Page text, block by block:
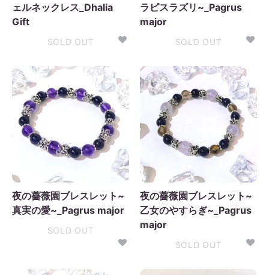
ェルネックレス_Dhalia
Gift
SOLD OUT
ラピスラズリ~_Pagrus
major
SOLD OUT
夜の薔薇園ブレスレット~
真実の愛~_Pagrus major
SOLD OUT
夜の薔薇園ブレスレット~
乙女のやすらぎ~_Pagrus
major
SOLD OUT